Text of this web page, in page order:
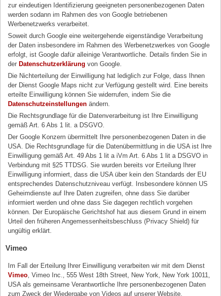
zur eindeutigen Identifizierung geeigneten personenbezogenen Daten
werden sodann im Rahmen des von Google betriebenen
Werbenetzwerks verarbeitet.
Soweit durch Google eine weitergehende eigenständige Verarbeitung
der Daten insbesondere im Rahmen des Werbenetzwerkes von Google
erfolgt, ist Google dafür alleinige Verantwortliche. Details finden Sie in
der Datenschutzerklärung von Google.
Die Nichterteilung der Einwilligung hat lediglich zur Folge, dass Ihnen
der Dienst Google Maps nicht zur Verfügung gestellt wird. Eine bereits
erteilte Einwilligung können Sie widerrufen, indem Sie die
Datenschutzeinstellungen ändern.
Die Rechtsgrundlage für die Datenverarbeitung ist Ihre Einwilligung
gemäß Art. 6 Abs 1 lit. a DSGVO.
Der Google Konzern übermittelt Ihre personenbezogenen Daten in die
USA. Die Rechtsgrundlage für die Datenübermittlung in die USA ist Ihre
Einwilligung gemäß Art. 49 Abs 1 lit a iVm Art. 6 Abs 1 lit a DSGVO in
Verbindung mit §25 TTDSG. Sie wurden bereits vor Erteilung Ihrer
Einwilligung informiert, dass die USA über kein den Standards der EU
entsprechendes Datenschutzniveau verfügt. Insbesondere können US
Geheimdienste auf Ihre Daten zugreifen, ohne dass Sie darüber
informiert werden und ohne dass Sie dagegen rechtlich vorgehen
können. Der Europäische Gerichtshof hat aus diesem Grund in einem
Urteil den früheren Angemessenheitsbeschluss (Privacy Shield) für
ungültig erklärt.
Vimeo
Im Fall der Erteilung Ihrer Einwilligung verarbeiten wir mit dem Dienst
Vimeo, Vimeo Inc., 555 West 18th Street, New York, New York 10011,
USA als gemeinsame Verantwortliche Ihre personenbezogenen Daten
zum Zweck der Wiedergabe von Videos auf unserer Website.